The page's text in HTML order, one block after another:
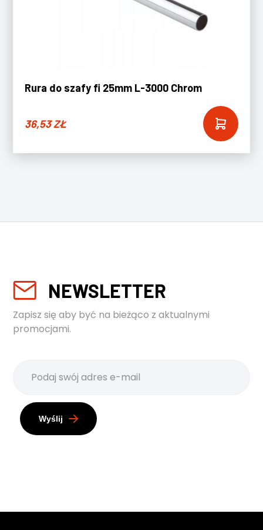
Rura do szafy fi 25mm L-3000 Chrom
36,53ZŁ
NEWSLETTER
Zapisz się aby być na bieżąco z aktualnymi
promocjami.
Wyślij